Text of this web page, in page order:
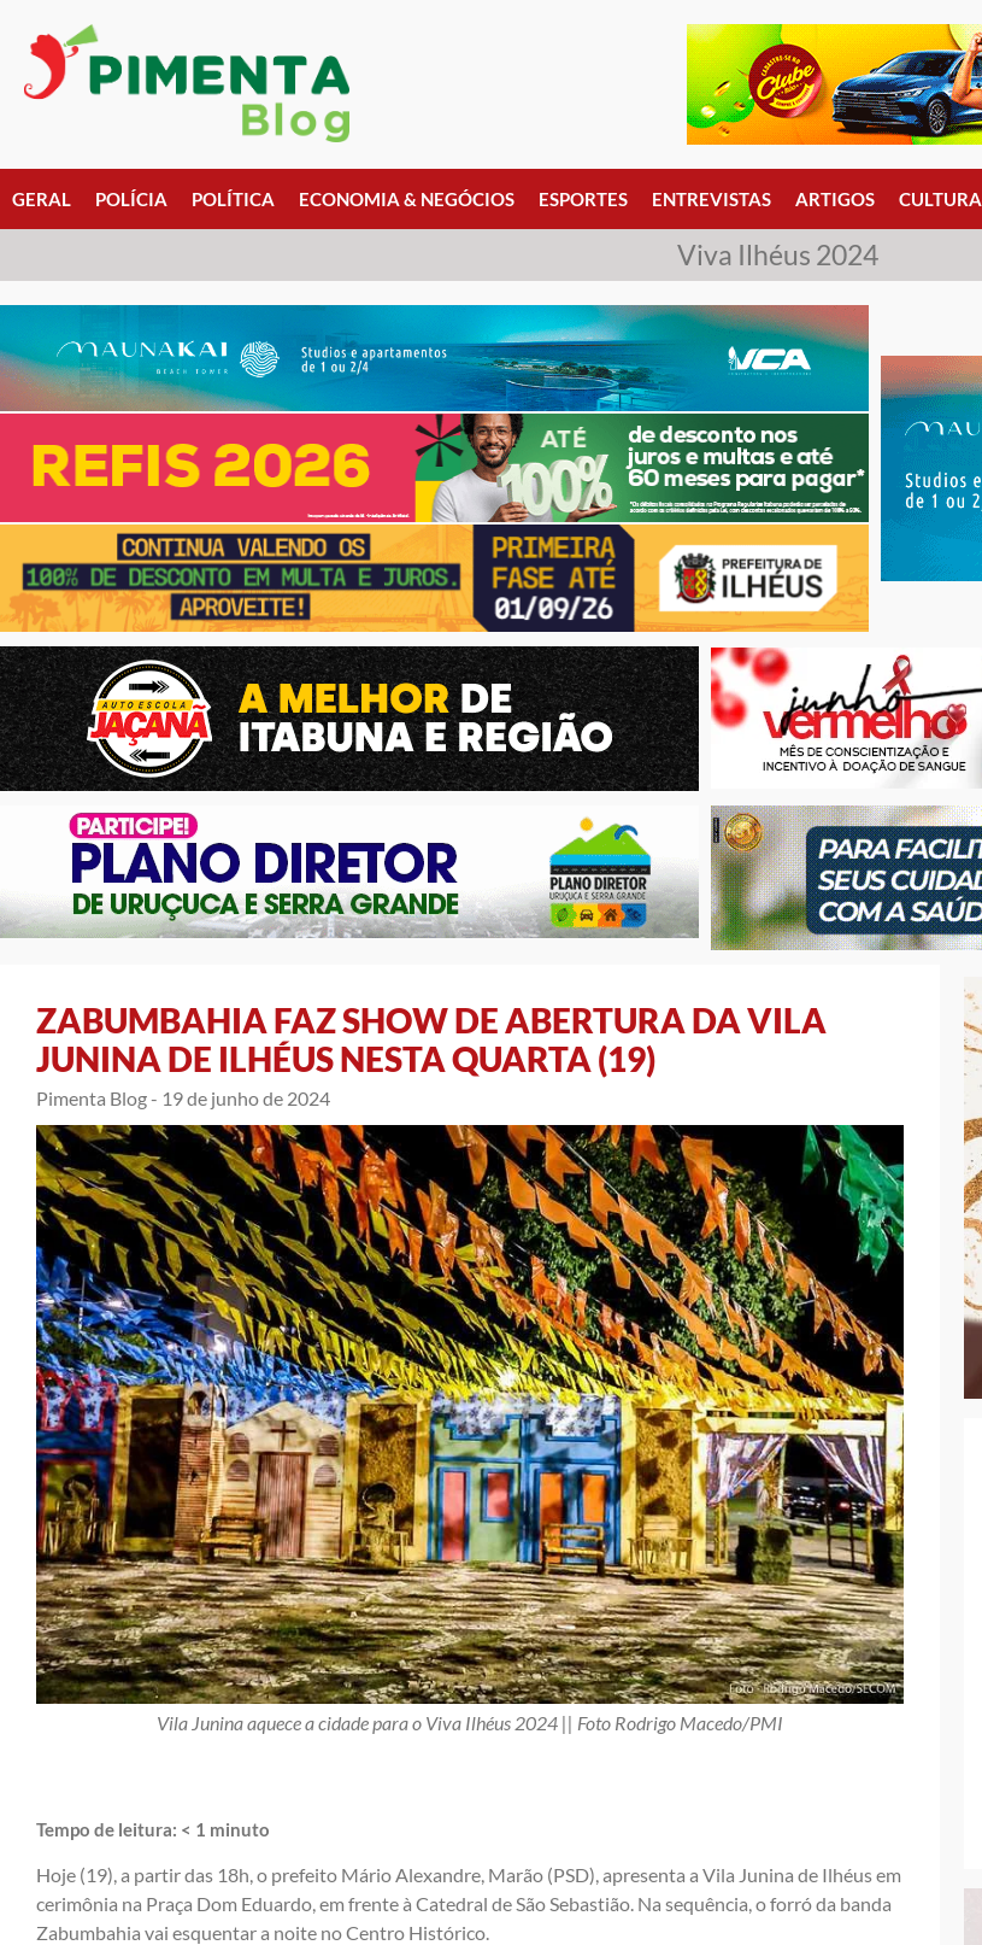
GERAL POLÍCIA POLÍTICA ECONOMIA & NEGÓCIOS ESPORTES ENTREVISTAS ARTIGOS CULTURA
Viva Ilhéus 2024
ZABUMBAHIA FAZ SHOW DE ABERTURA DA VILA
JUNINA DE ILHÉUS NESTA QUARTA (19)
Pimenta Blog - 19 de junho de 2024
Vila Junina aquece a cidade para o Viva Ilhéus 2024 || Foto Rodrigo Macedo/PMI
Tempo de leitura: < 1 minuto
Hoje (19), a partir das 18h, o prefeito Mário Alexandre, Marão (PSD), apresenta a Vila Junina de Ilhéus em
cerimônia na Praça Dom Eduardo, em frente à Catedral de São Sebastião. Na sequência, o forró da banda
Zabumbahia vai esquentar a noite no Centro Histórico.